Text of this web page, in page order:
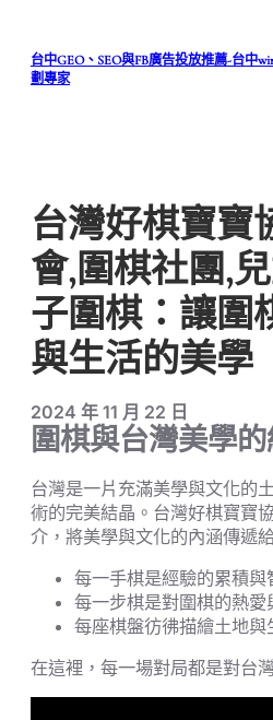
台中GEO、SEO與FB廣告投放推薦-台中
劃專家
台灣好棋寶寶
會,圍棋社團,
子圍棋：讓圍
與生活的美學
2024 年 11 月 22 日
圍棋與台灣美學
台灣是一片充滿美學與文化的
術的完美結晶。台灣好棋寶寶
介，將美學與文化的內涵傳遞
每一手棋是經驗的累積與
每一步棋是對圍棋的熱愛
每座棋盤彷彿描繪土地與
在這裡，每一場對局都是對台